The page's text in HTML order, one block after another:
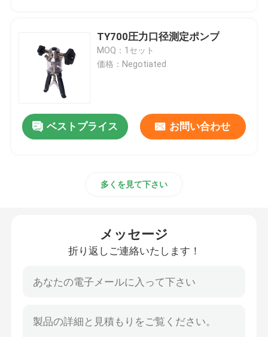
ビデオ
工場 ツアー
引金 を 求め て ください
油圧空気ポンプ
TY700圧力口径測定ポンプ
MOQ：1セット
価格：Negotiated
ベストプライス お問い合わせ
多くを見て下さい
メッセージ
折り返しご連絡いたします！